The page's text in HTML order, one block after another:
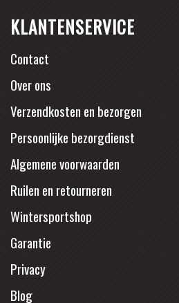
KLANTENSERVICE
Contact
Over ons
Verzendkosten en bezorgen
Persoonlijke bezorgdienst
Algemene voorwaarden
Ruilen en retourneren
Wintersportshop
Garantie
Privacy
Blog